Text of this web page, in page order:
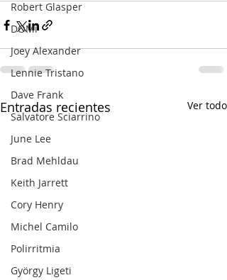
Robert Glasper
DOMi
Joey Alexander
Lennie Tristano
Dave Frank
Salvatore Sciarrino
June Lee
Brad Mehldau
Keith Jarrett
Cory Henry
Michel Camilo
Polirritmia
György Ligeti
Entradas recientes Ver todo